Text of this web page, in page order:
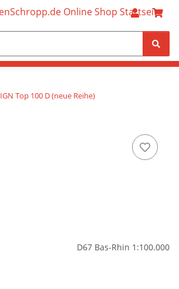
IGN Top 100 D (neue Reihe)